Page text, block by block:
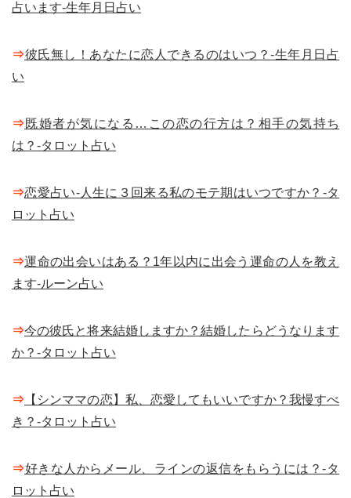
占います-生年月日占い
⇒彼氏無し！あなたに恋人できるのはいつ？-生年月日占
い
⇒既婚者が気になる…この恋の行方は？相手の気持ち
は？-タロット占い
⇒恋愛占い-人生に３回来る私のモテ期はいつですか？-タ
ロット占い
⇒運命の出会いはある？1年以内に出会う運命の人を教え
ます-ルーン占い
⇒今の彼氏と将来結婚しますか？結婚したらどうなります
か？-タロット占い
⇒ 【シンママの恋】私、恋愛してもいいですか？我慢すべ
き？-タロット占い
⇒好きな人からメール、ラインの返信をもらうには？-タ
ロット占い